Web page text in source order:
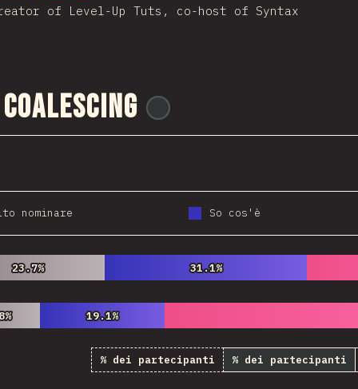
of Level-Up Tuts, co-host of Syntax
nominare So cos'è
23.7%
23.7% 31.1%
31.1%
19.1%
19.1%
% dei partecipanti % dei partecipanti